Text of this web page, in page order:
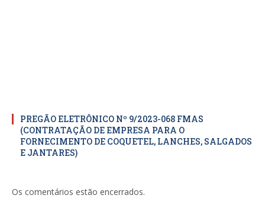
PREGÃO ELETRÔNICO Nº 9/2023-068 FMAS
(CONTRATAÇÃO DE EMPRESA PARA O
FORNECIMENTO DE COQUETEL, LANCHES, SALGADOS
E JANTARES)
Os comentários estão encerrados.